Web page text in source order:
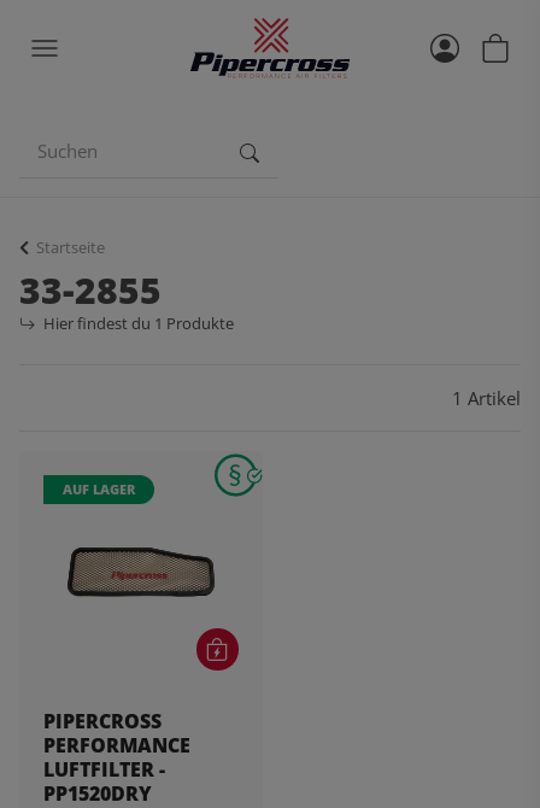
Startseite
33-2855
Hier findest du 1 Produkte
1 Artikel
AUF LAGER
PIPERCROSS
PERFORMANCE
LUFTFILTER -
PP1520DRY